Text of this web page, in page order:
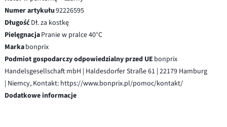
Numer artykułu92226595
DługośćDł. za kostkę
PielęgnacjaPranie w pralce 40°C
Markabonprix
Podmiot gospodarczy odpowiedzialny przed UE bonprix
Handelsgesellschaft mbH | Haldesdorfer Straße 61 | 22179 Hamburg
| Niemcy, Kontakt: https://www.bonprix.pl/pomoc/kontakt/
Dodatkowe informacje